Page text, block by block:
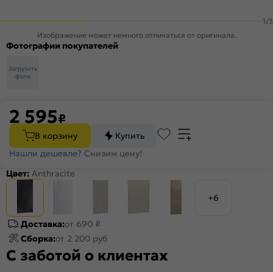
1/3
Изображение может немного отличаться от оригинала.
Фотографии покупателей
Загрузить
фото
2 595₽
В корзину
Купить
Нашли дешевле? Снизим цену!
Цвет: Anthracite
+6
Доставка:от 690 ₽
Сборка:от 2 200 руб
С заботой о клиентах